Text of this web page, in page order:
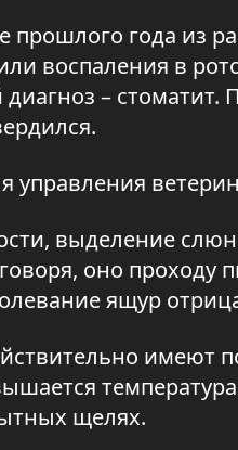
года из
воспаления в
– стоматит.
управления
выделение
оно проходу
ящур
имеют
щелях.